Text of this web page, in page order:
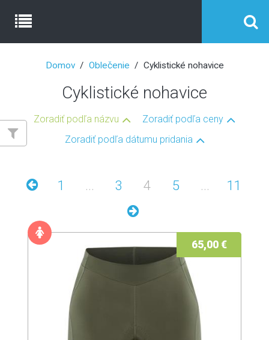
Domov Oblečenie Cyklistické nohavice
Cyklistické nohavice
Zoradiť podľa názvu
Zoradiť podľa ceny
Zoradiť podľa dátumu pridania
1 ... 3 4 5 ... 11
65,00 €